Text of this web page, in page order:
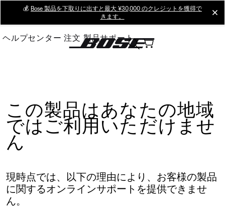
Main
💰 Bose 製品を下取りに出すと最大 ¥30,000 のクレジットを獲得で
きます。
ヘルプセンター 注文 製品サポート
この製品はあなたの地域
ではご利用いただけませ
ん
現時点では、以下の理由により、お客様の製品
に関するオンラインサポートを提供できませ
ん。